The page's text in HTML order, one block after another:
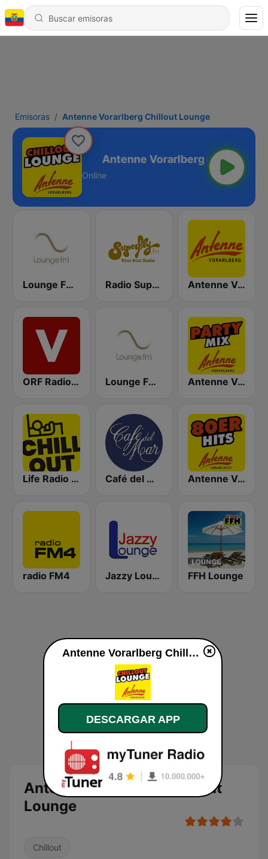
Emisoras Antenne Vorarlberg Chillout Lounge
Lounge
Online
Lounge FM 100% Austria Radio Superfly Antenne Vorarlberg
ORF Radio Vorarlberg Lounge FM UKW Wien Antenne Vorarlberg Partymix
Life Radio Chill Out Café del Mar Chill Antenne Vorarlberg 80er Hits
radio FM4 Jazzy Lounge radio FFH Lounge
Antenne Vorarlberg Chillout
Lounge
Chillout
Antenne Vorarlberg Chillout Lounge en vivo
DESCARGAR APP